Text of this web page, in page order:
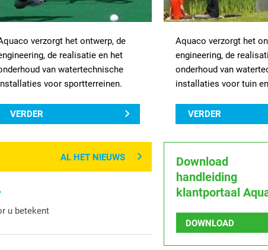
verzorgt het ontwerp, de
de realisatie en het
van watertechnische
voor sportterreinen.
VERDER
Aquaco verzorgt het
engineering, de
onderhoud van
installaties voor tuin
VERDER
AL HET NIEUWS
u betekent
Download
handleiding
klantportaal
DOWNLOAD